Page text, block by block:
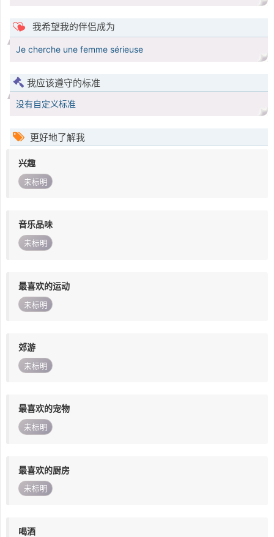
我希望我的伴侣成为
Je cherche une femme sérieuse
我应该遵守的标准
没有自定义标准
更好地了解我
兴趣
未标明
音乐品味
未标明
最喜欢的运动
未标明
郊游
未标明
最喜欢的宠物
未标明
最喜欢的厨房
未标明
喝酒